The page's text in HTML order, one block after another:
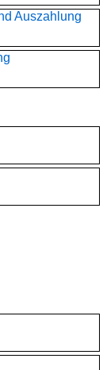
Auszahlung